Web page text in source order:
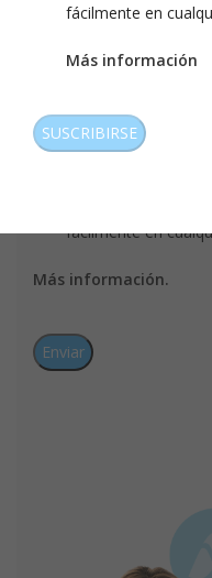
Consentimiento
Me gustaría recibir
promocionales,
fácilmente en
Más información.
fácilmente en
Más información